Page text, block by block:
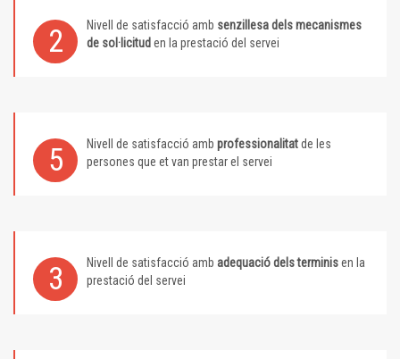
2 Nivell de satisfacció amb senzillesa dels mecanismes
de sol·licitud en la prestació del servei
5 Nivell de satisfacció amb professionalitatde les
persones que et van prestar el servei
3 Nivell de satisfacció amb adequació dels terminisen la
prestació del servei